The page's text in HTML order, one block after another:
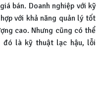
bán. Doanh nghiệp với kỹ
với khả năng quản lý tốt
cao. Nhưng cũng có thể
đó là kỹ thuật lạc hậu, lỗi